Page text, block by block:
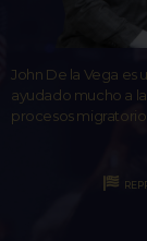
John De la Vega
ayudado mucho a
procesos